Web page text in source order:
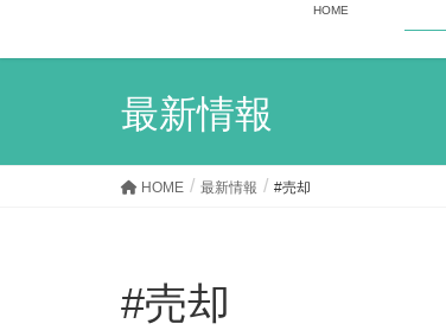
HOME
最新情報
HOME 最新情報 #売却
#売却